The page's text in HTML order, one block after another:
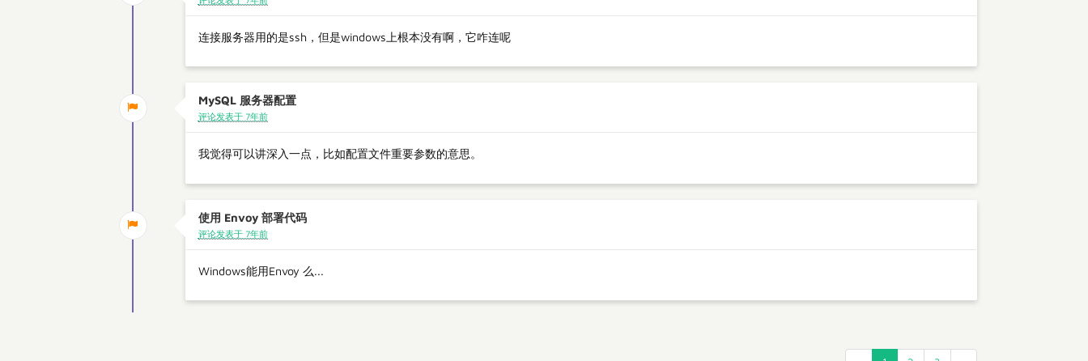
连接服务器用的是ssh，但是windows上根本没有啊，它咋连呢
MySQL 服务器配置
评论发表于 7年前
我觉得可以讲深入一点，比如配置文件重要参数的意思。
使用 Envoy 部署代码
评论发表于 7年前
Windows能用Envoy 么...